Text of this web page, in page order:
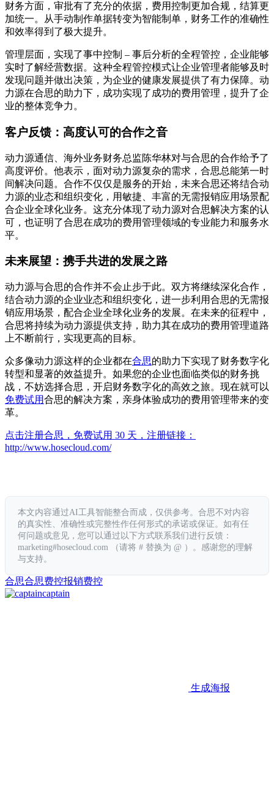
财务方面，审批有了充分的依据，费用控制更加合规，结算更
加统一。从手动制作单据转变为智能制单，财务工作的准确性
和效率得到了极大提升。
管理层面，实现了事中控制 – 事后分析的全程管控，企业能够
实时了解经营数据。这种全程管控模式让企业管理者能够及时
发现问题并做出决策，为企业的健康发展提供了有力保障。动
力源在合思的助力下，成功实现了成功的费用管理，提升了企
业的整体竞争力。
客户反馈：高度认可的合作之音
动力源通信、海外业务财务总监陈华林对与合思的合作给予了
高度评价。他表示，面对动力源复杂的需求，合思总能第一时
间解决问题。合作不仅仅是服务的开始，未来合思还将结合动
力源的业态和组织变化，用敏捷、丰富的无需报销应用场景配
合企业全球化业务。这充分体现了动力源对合思解决方案的认
可，也证明了合思在成功的费用管理领域的专业能力和服务水
平。
未来展望：携手共进的发展之路
动力源与合思的合作并不会止步于此。双方将继续深化合作，
结合动力源的企业业态和组织变化，进一步利用合思的无需报
销应用场景，配合企业全球化业务的发展。在未来的征程中，
合思将持续为动力源提供支持，助力其在成功的费用管理道路
上不断前行，实现更高的目标。
众多像动力源这样的企业都在合思的助力下实现了财务数字化
转型和显著的效益提升。如果您的企业也面临类似的财务挑
战，不妨选择合思，开启财务数字化的高效之旅。现在就可以
免费试用合思的解决方案，亲身体验成功的费用管理带来的变
革。
点击注册合思，免费试用 30 天，注册链接：
http://www.hosecloud.com/
本文内容通过AI工具智能整合而成，仅供参考。合思不对内容
的真实性、准确性或完整性作任何形式的承诺或保证。如有任
何问题或意见，您可以通过以下方式联系我们进行反馈：
marketing#hosecloud.com （请将 # 替换为 @ ）。感谢您的理解
与支持。
合思合思费控报销费控
captain
生成海报